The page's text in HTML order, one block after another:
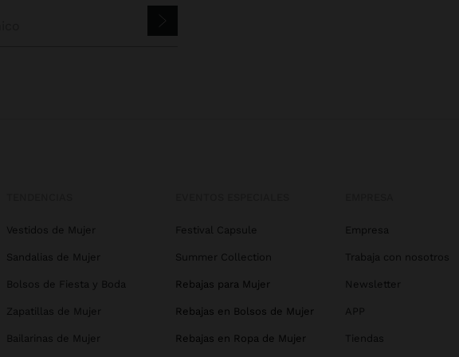
Vestidos de Mujer
Sandalias de Mujer
Bolsos de Fiesta y Boda
Zapatillas de Mujer
Bailarinas de Mujer
Festival Capsule
Summer Collection
Rebajas para Mujer
Rebajas en Bolsos de Mujer
Rebajas en Ropa de Mujer
Empresa
Trabaja con nosotros
Newsletter
APP
Tiendas